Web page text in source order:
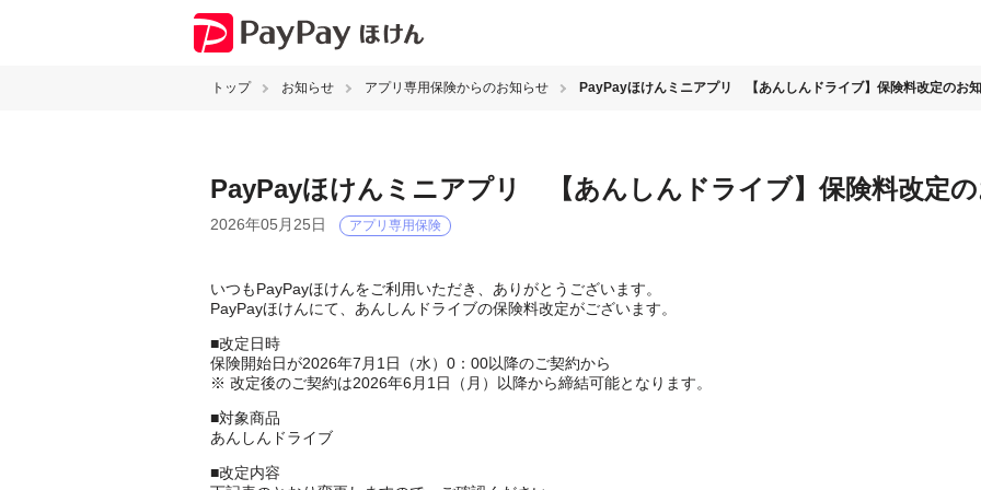
トップ お知らせ アプリ専用保険からのお知らせ PayPayほけんミニアプリ 【あんしんドライブ】保険料改定のお
PayPayほけんミニアプリ 【あんしんドライブ】保険料改定
2026年05月25日 アプリ専用保険
いつもPayPayほけんをご利用いただき、ありがとうございます。
PayPayほけんにて、あんしんドライブの保険料改定がございます。
■改定日時
保険開始日が2026年7月1日（水）0：00以降のご契約から
※ 改定後のご契約は2026年6月1日（月）以降から締結可能となります。
■対象商品
あんしんドライブ
■改定内容